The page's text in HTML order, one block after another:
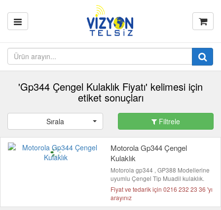
'Gp344 Çengel Kulaklık Fiyatı' kelimesi için
etiket sonuçları
Sırala Filtrele
Motorola Gp344 Çengel
Kulaklık
Motorola gp344 , GP388 Modellerine
uyumlu Çengel Tip Muadil kulaklık.
Fiyat ve tedarik için 0216 232 23 36 'yı
arayınız